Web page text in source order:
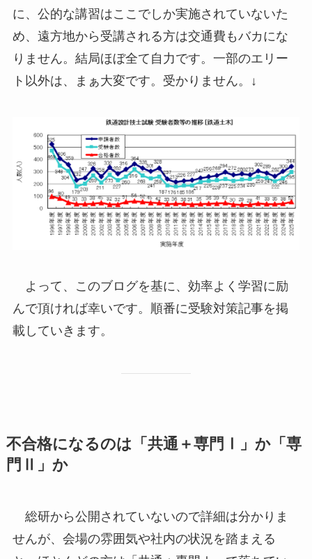
に、公的な講習はここでしか実施されていないた
め、遠方地から受講される方は交通費もバカにな
りません。結局ほぼ全て自力です。一部のエリー
ト以外は、まぁ大変です。受かりません。↓
よって、このブログを基に、効率よく学習に励
んで頂ければ幸いです。順番に受験対策記事を掲
載していきます。
不合格になるのは「共通＋専門Ⅰ」か「専
門Ⅱ」か
総研から公開されていないので詳細は分かりま
せんが、会場の雰囲気や社内の状況を踏まえる